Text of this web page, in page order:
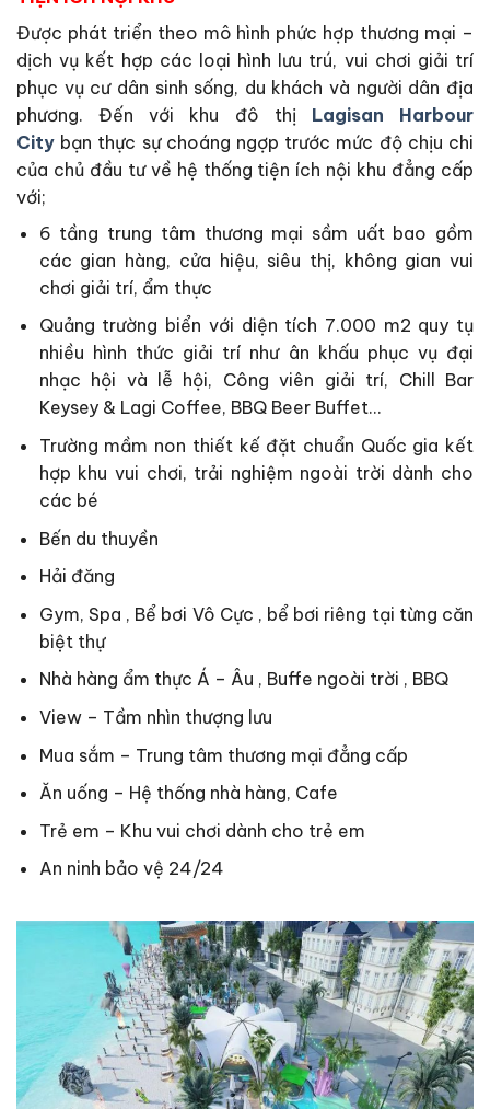
Được phát triển theo mô hình phức hợp thương mại –
dịch vụ kết hợp các loại hình lưu trú, vui chơi giải trí
phục vụ cư dân sinh sống, du khách và người dân địa
phương. Đến với khu đô thị Lagisan Harbour
City bạn thực sự choáng ngợp trước mức độ chịu chi
của chủ đầu tư về hệ thống tiện ích nội khu đẳng cấp
với;
6 tầng trung tâm thương mại sầm uất bao gồm
các gian hàng, cửa hiệu, siêu thị, không gian vui
chơi giải trí, ẩm thực
Quảng trường biển với diện tích 7.000 m2 quy tụ
nhiều hình thức giải trí như ân khấu phục vụ đại
nhạc hội và lễ hội, Công viên giải trí, Chill Bar
Keysey & Lagi Coffee, BBQ Beer Buffet…
Trường mầm non thiết kế đặt chuẩn Quốc gia kết
hợp khu vui chơi, trải nghiệm ngoài trời dành cho
các bé
Bến du thuyền
Hải đăng
Gym, Spa , Bể bơi Vô Cực , bể bơi riêng tại từng căn
biệt thự
Nhà hàng ẩm thực Á – Âu , Buffe ngoài trời , BBQ
View – Tầm nhìn thượng lưu
Mua sắm – Trung tâm thương mại đẳng cấp
Ăn uống – Hệ thống nhà hàng, Cafe
Trẻ em – Khu vui chơi dành cho trẻ em
An ninh bảo vệ 24/24